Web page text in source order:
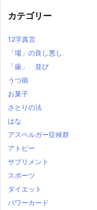
カテゴリー
12字真言
「場」の良し悪し
「歯」 並び
うつ病
お菓子
さとりの法
はな
アスペルガー症候群
アトピー
サプリメント
スポーツ
ダイエット
パワーカード